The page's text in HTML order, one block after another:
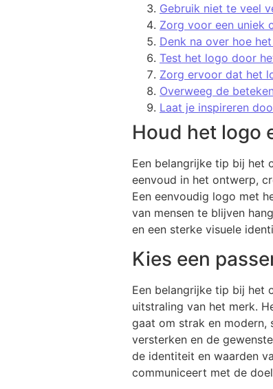
Gebruik niet te veel
Zorg voor een uniek
Denk na over hoe
Test het logo door
Zorg ervoor dat het
Overweeg de
Laat je inspireren
Houd het logo
Een belangrijke tip bij het
eenvoud in het ontwerp,
Een eenvoudig logo met
van mensen te blijven
en een sterke visuele
Kies een
Een belangrijke tip bij het
uitstraling van het merk.
gaat om strak en modern,
versterken en de
de identiteit en waarden
communiceert met de